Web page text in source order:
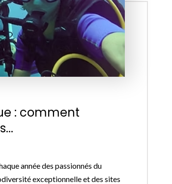
: comment
année des passionnés du
exceptionnelle et des sites